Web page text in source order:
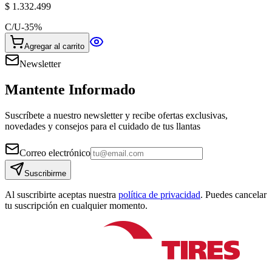
$ 1.332.499
C/U-35%
Agregar al carrito
Newsletter
Mantente Informado
Suscríbete a nuestro newsletter y recibe ofertas exclusivas,
novedades y consejos para el cuidado de tus llantas
Correo electrónico
Suscribirme
Al suscribirte aceptas nuestra política de privacidad. Puedes cancelar
tu suscripción en cualquier momento.